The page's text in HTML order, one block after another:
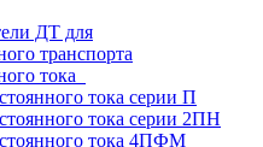
ДТ для
транспорта
тока
тока серии П
тока серии 2ПН
тока 4ПФМ